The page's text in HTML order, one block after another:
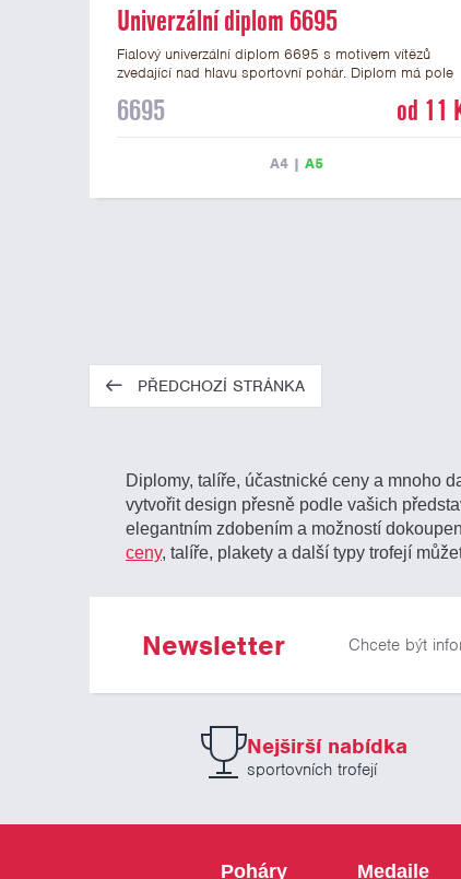
Univerzální diplom 6695
Fialový univerzální diplom 6695 s motivem vítězů
zvedající nad hlavu sportovní pohár. Diplom má pole
diplom 6695 máme ve formátu A4 a A5. Tento
sportovní pohár. Papírový diplom s univerzálním
6695 od 11
A4 |A5
PŘEDCHOZÍ STRÁNKA
Diplomy, talíře, účastnické ceny a mnoho
vytvořit design přesně podle vašich
elegantním zdobením a možností
ceny, talíře, plakety a další typy trofejí
Newsletter Chcete být
Nejširší nabídka
sportovních trofejí
Poháry Medaile